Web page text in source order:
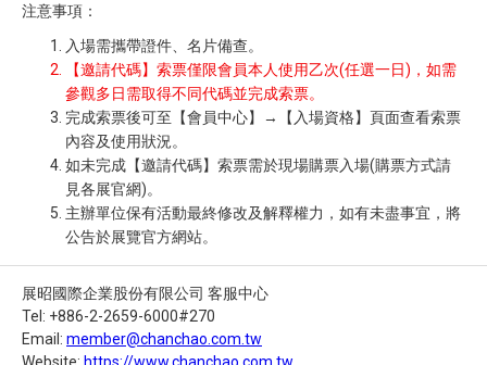
注意事項：
入場需攜帶證件、名片備查。
【邀請代碼】索票僅限會員本人使用乙次(任選一日)，如需
參觀多日需取得不同代碼並完成索票。
完成索票後可至【會員中心】→【入場資格】頁面查看索票
內容及使用狀況。
如未完成【邀請代碼】索票需於現場購票入場(購票方式請
見各展官網)。
主辦單位保有活動最終修改及解釋權力，如有未盡事宜，將
公告於展覽官方網站。
展昭國際企業股份有限公司 客服中心
Tel: +886-2-2659-6000#270
Email: member@chanchao.com.tw
Website: https://www.chanchao.com.tw